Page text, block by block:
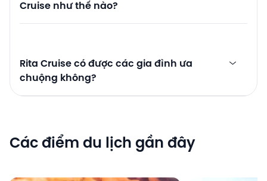
Cruise như thế nào?
Rita Cruise có được các gia đình ưa
chuộng không?
Các điểm du lịch gần đây